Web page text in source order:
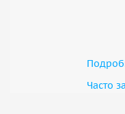
Часто